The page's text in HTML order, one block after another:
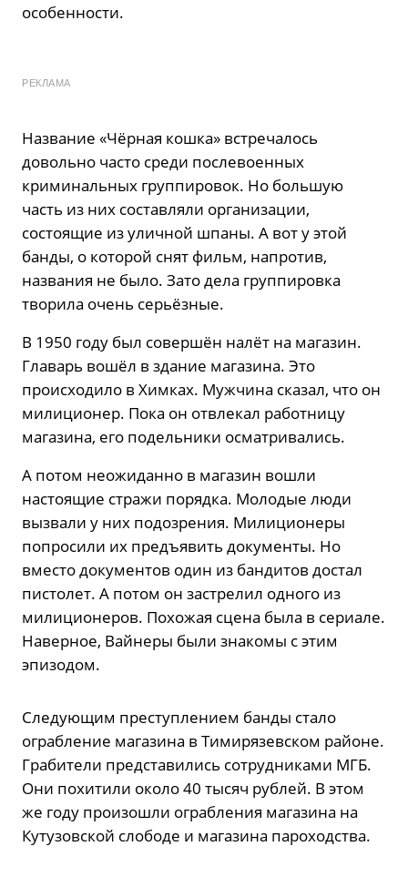
особенности.
РЕКЛАМА
Название «Чёрная кошка» встречалось
довольно часто среди послевоенных
криминальных группировок. Но большую
часть из них составляли организации,
состоящие из уличной шпаны. А вот у этой
банды, о которой снят фильм, напротив,
названия не было. Зато дела группировка
творила очень серьёзные.
В 1950 году был совершён налёт на магазин.
Главарь вошёл в здание магазина. Это
происходило в Химках. Мужчина сказал, что он
милиционер. Пока он отвлекал работницу
магазина, его подельники осматривались.
А потом неожиданно в магазин вошли
настоящие стражи порядка. Молодые люди
вызвали у них подозрения. Милиционеры
попросили их предъявить документы. Но
вместо документов один из бандитов достал
пистолет. А потом он застрелил одного из
милиционеров. Похожая сцена была в сериале.
Наверное, Вайнеры были знакомы с этим
эпизодом.
Следующим преступлением банды стало
ограбление магазина в Тимирязевском районе.
Грабители представились сотрудниками МГБ.
Они похитили около 40 тысяч рублей. В этом
же году произошли ограбления магазина на
Кутузовской слободе и магазина пароходства.